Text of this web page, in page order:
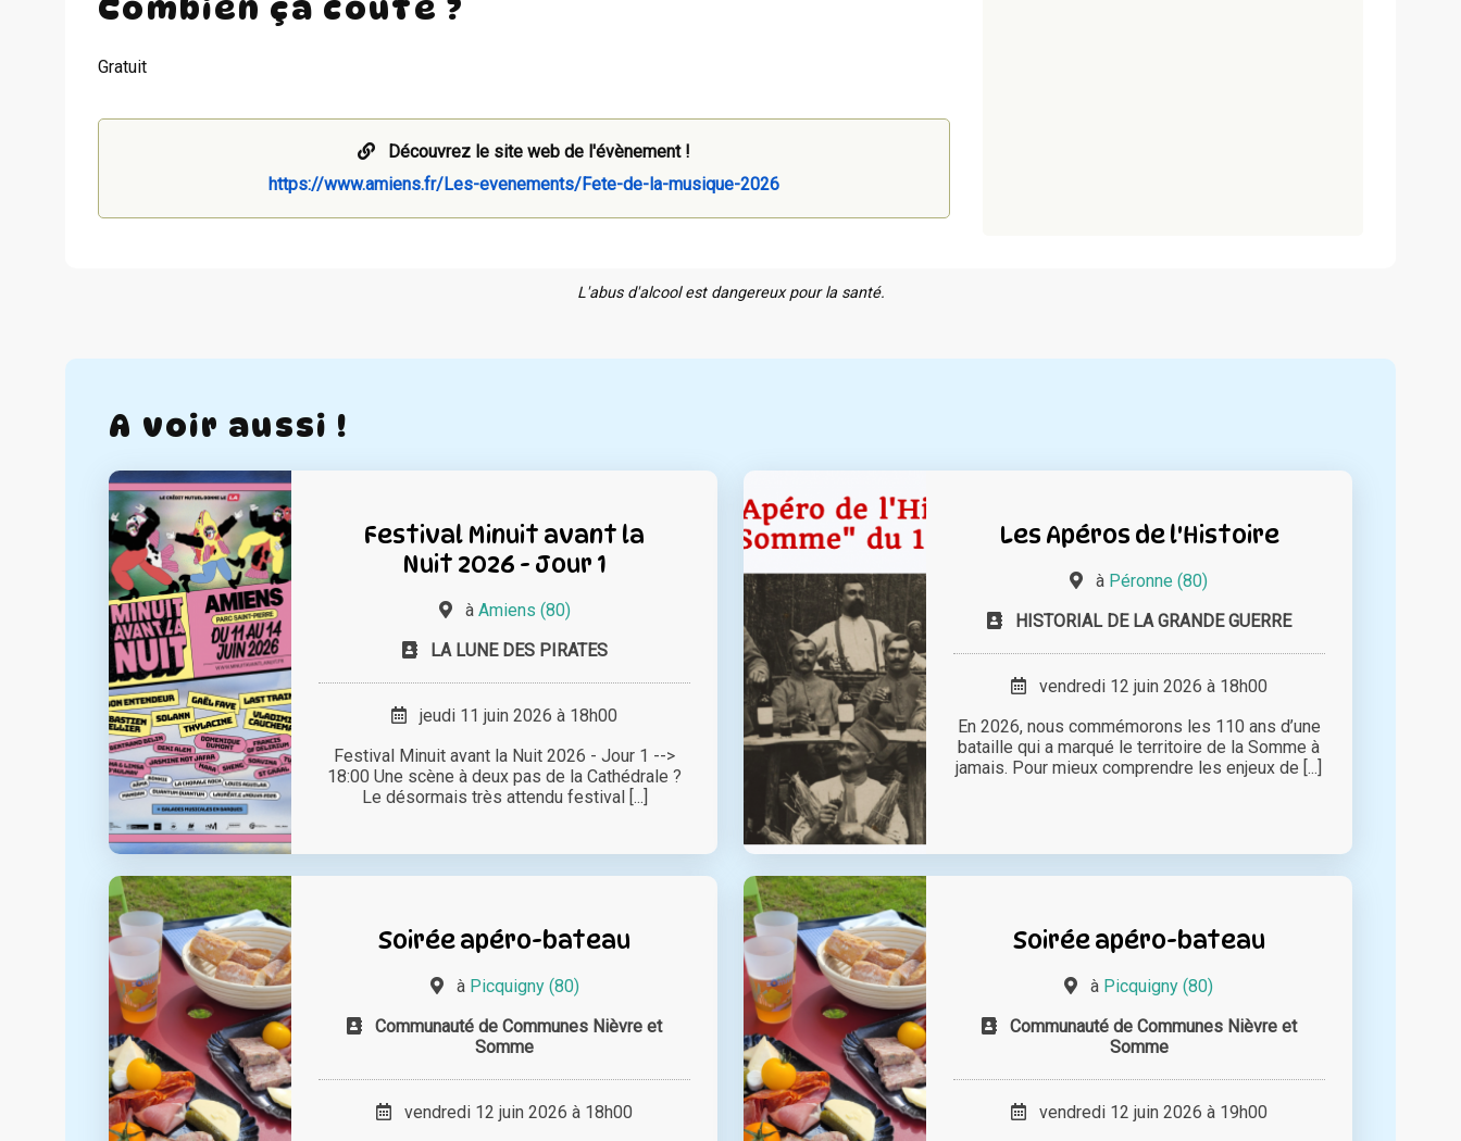
Combien ça coûte ?
Gratuit
Découvrez le site web de l'évènement !
https://www.amiens.fr/Les-evenements/Fete-de-la-musique-2026
L'abus d'alcool est dangereux pour la santé.
A voir aussi !
Festival Minuit avant la
Nuit 2026 - Jour 1
à Amiens (80)
LA LUNE DES PIRATES
jeudi 11 juin 2026 à 18h00
Festival Minuit avant la Nuit 2026 - Jour 1 -->
18:00 Une scène à deux pas de la Cathédrale ?
Le désormais très attendu festival [...]
Les Apéros de l'Histoire
à Péronne (80)
HISTORIAL DE LA GRANDE GUERRE
vendredi 12 juin 2026 à 18h00
En 2026, nous commémorons les 110 ans d’une
bataille qui a marqué le territoire de la Somme à
jamais. Pour mieux comprendre les enjeux de [...]
Soirée apéro-bateau
à Picquigny (80)
Communauté de Communes Nièvre et
Somme
vendredi 12 juin 2026 à 18h00
Soirée apéro-bateau
à Picquigny (80)
Communauté de Communes Nièvre et
Somme
vendredi 12 juin 2026 à 19h00